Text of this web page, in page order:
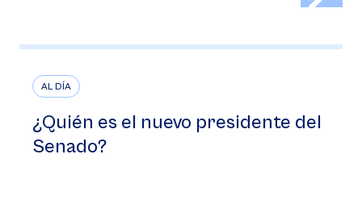
AL DÍA
¿Quién es el nuevo presidente del
Senado?